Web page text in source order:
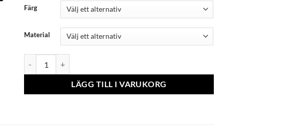
Färg
Material
LÄGG TILL I VARUKORG